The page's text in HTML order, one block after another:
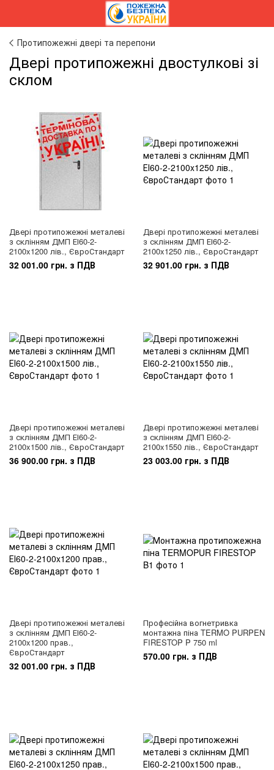
Протипожежні двері та перепони
Двері протипожежні двостулкові зі
склом
Двері протипожежні металеві
з склінням ДМП ЕІ60-2-
2100x1200 лів., ЄвроСтандарт
32 001.00 грн. з ПДВ
Двері протипожежні металеві
з склінням ДМП ЕІ60-2-
2100x1250 лів., ЄвроСтандарт
32 901.00 грн. з ПДВ
Двері протипожежні металеві
з склінням ДМП ЕІ60-2-
2100x1500 лів., ЄвроСтандарт
36 900.00 грн. з ПДВ
Двері протипожежні металеві
з склінням ДМП ЕІ60-2-
2100x1550 лів., ЄвроСтандарт
23 003.00 грн. з ПДВ
Двері протипожежні металеві
з склінням ДМП ЕІ60-2-
2100x1200 прав.,
ЄвроСтандарт
32 001.00 грн. з ПДВ
Професійна вогнетривка
монтажна піна TERMO PURPEN
FIRESTOP P 750 ml
570.00 грн. з ПДВ